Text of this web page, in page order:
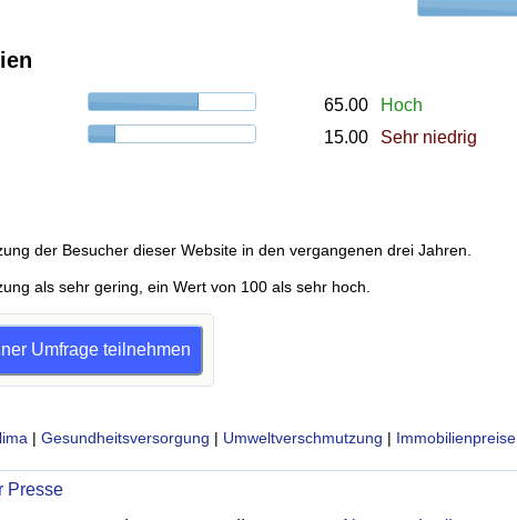
65.00
Hoch
15.00 Sehr niedrig
der Besucher dieser Website in den vergangenen drei Jahren.
als sehr gering, ein Wert von 100 als sehr hoch.
Umfrage teilnehmen
| Gesundheitsversorgung | Umweltverschmutzung | Immobilienpreise
Presse